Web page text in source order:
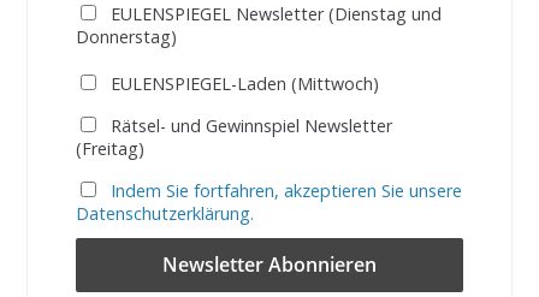
EULENSPIEGEL Newsletter (Dienstag und
Donnerstag)
EULENSPIEGEL-Laden (Mittwoch)
Rätsel- und Gewinnspiel Newsletter
(Freitag)
Indem Sie fortfahren, akzeptieren Sie unsere
Datenschutzerklärung.